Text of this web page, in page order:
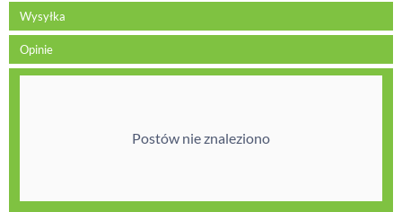
Wysyłka
Opinie
Postów nie znaleziono